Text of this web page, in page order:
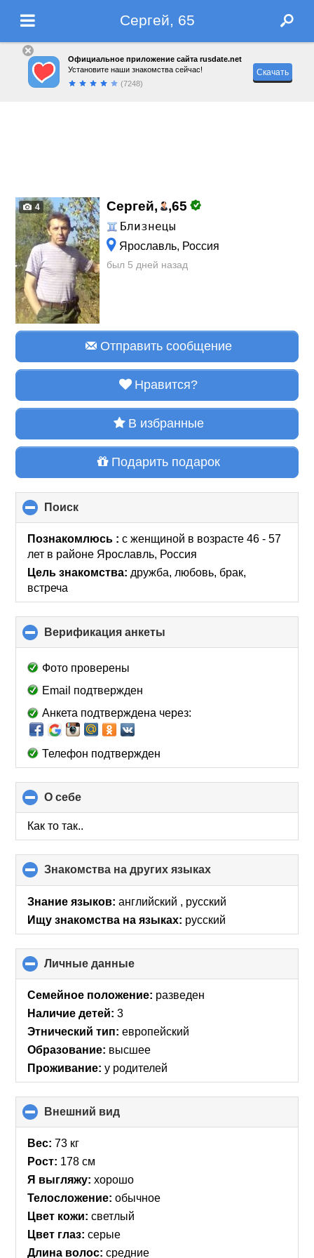
Сергей, 65
Официальное приложение сайта rusdate.net
Установите наши знакомства сейчас!
(7248)
Скачать
4 Сергей, ,65
Близнецы
Ярославль, Россия
был 5 дней назад
Отправить сообщение
Нравится?
В избранные
Подарить подарок
Поиск
to
collapse
contents
Познакомлюсь :с женщиной в возрасте 46 - 57
лет в районе Ярославль, Россия
Цель знакомства: дружба, любовь, брак,
встреча
Верификация анкеты
to
Фото проверены
Email подтвержден
Анкета подтверждена через:
Телефон подтвержден
О себе
to
contents
Как то так..
Знакомства на других языках
to
collapse
Знание языков: английский , русский
Ищу знакомства на языках: русский
Личные данные
to
collapse
Семейное положение: разведен
Наличие детей: 3
Этнический тип: европейский
Образование: высшее
Проживание: у родителей
Внешний вид
to
Вес: 73 кг
Рост: 178 см
Я выгляжу: хорошо
Телосложение: обычное
Цвет кожи: светлый
Цвет глаз: серые
Длина волос: средние